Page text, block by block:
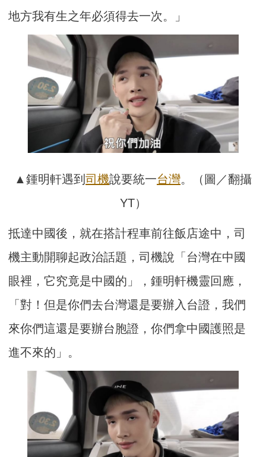
地方我有生之年必須得去一次。」
▲鍾明軒遇到 司機說要統一台灣。（圖／翻攝
YT）
抵達中國後，就在搭計程車前往飯店途中，司
機主動開聊起政治話題，司機說「台灣在中國
眼裡，它究竟是中國的」，鍾明軒機靈回應，
「對！但是你們去台灣還是要辦入台證，我們
來你們這還是要辦台胞證，你們拿中國護照是
進不來的」。